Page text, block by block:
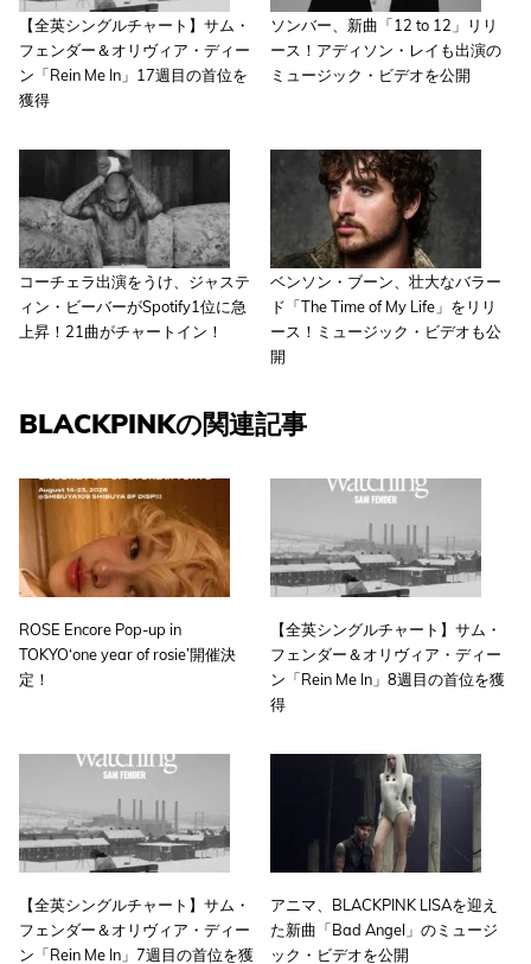
【全英シングルチャート】サム・
フェンダー＆オリヴィア・ディー
ン「Rein Me In」17週目の首位を
獲得
ソンバー、新曲「12 to 12」リリ
ース！アディソン・レイも出演の
ミュージック・ビデオを公開
コーチェラ出演をうけ、ジャステ
ィン・ビーバーがSpotify1位に急
上昇！21曲がチャートイン！
ベンソン・ブーン、壮大なバラー
ド「The Time of My Life」をリリ
ース！ミュージック・ビデオも公
開
BLACKPINKの関連記事
ROSE Encore Pop-up in
TOKYO‘one year of rosie’開催決
定！
【全英シングルチャート】サム・
フェンダー＆オリヴィア・ディー
ン「Rein Me In」8週目の首位を獲
得
【全英シングルチャート】サム・
フェンダー＆オリヴィア・ディー
ン「Rein Me In」7週目の首位を獲
アニマ、BLACKPINK LISAを迎え
た新曲「Bad Angel」のミュージ
ック・ビデオを公開